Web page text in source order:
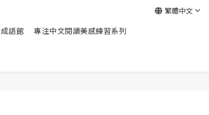
語館 專注中文閱讀美感練習系列
繁體中文